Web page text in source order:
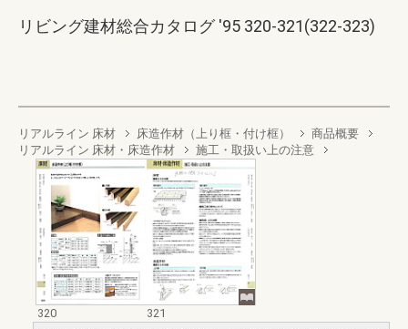
リビング建材総合カタログ '95 320-321(322-323)
リアルライン 床材 床造作材（上り框・付け框）
商品概要
リアルライン 床材・床造作材
施工・取扱い上の注意
320
321